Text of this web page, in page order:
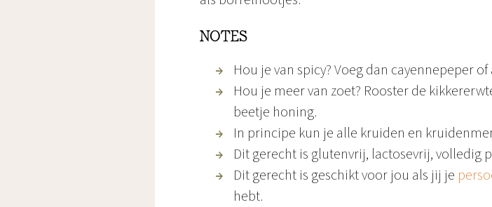
NOTES
Hou je van spicy? Voeg dan cayennepeper
Hou je meer van zoet? Rooster de
beetje honing.
In principe kun je alle kruiden en
Dit gerecht is glutenvrij, lactosevrij, volledig
Dit gerecht is geschikt voor jou als jij je
hebt.